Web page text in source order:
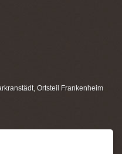
Ortsteil Frankenheim